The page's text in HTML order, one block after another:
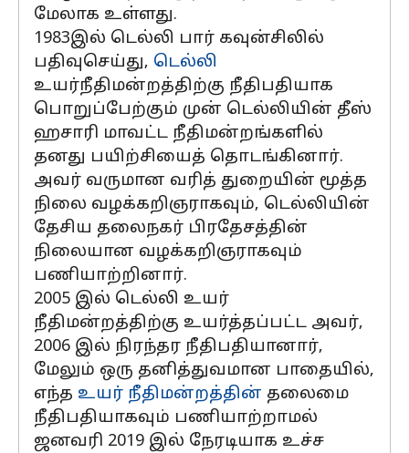
மேலாக உள்ளது.
1983இல் டெல்லி பார் கவுன்சிலில்
பதிவுசெய்து, டெல்லி
உயர்நீதிமன்றத்திற்கு நீதிபதியாக
பொறுப்பேற்கும் முன் டெல்லியின் தீஸ்
ஹசாரி மாவட்ட நீதிமன்றங்களில்
தனது பயிற்சியைத் தொடங்கினார்.
அவர் வருமான வரித் துறையின் மூத்த
நிலை வழக்கறிஞராகவும், டெல்லியின்
தேசிய தலைநகர் பிரதேசத்தின்
நிலையான வழக்கறிஞராகவும்
பணியாற்றினார்.
2005 இல் டெல்லி உயர்
நீதிமன்றத்திற்கு உயர்த்தப்பட்ட அவர்,
2006 இல் நிரந்தர நீதிபதியானார்,
மேலும் ஒரு தனித்துவமான பாதையில்,
எந்த உயர் நீதிமன்றத்தின் தலைமை
நீதிபதியாகவும் பணியாற்றாமல்
ஜனவரி 2019 இல் நேரடியாக உச்ச